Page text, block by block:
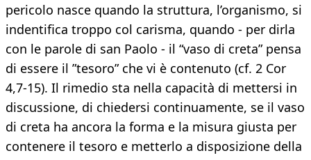
pericolo nasce quando la struttura, l’organismo, si
indentifica troppo col carisma, quando - per dirla
con le parole di san Paolo - il “vaso di creta” pensa
di essere il ”tesoro” che vi è contenuto (cf. 2 Cor
4,7-15). Il rimedio sta nella capacità di mettersi in
discussione, di chiedersi continuamente, se il vaso
di creta ha ancora la forma e la misura giusta per
contenere il tesoro e metterlo a disposizione della